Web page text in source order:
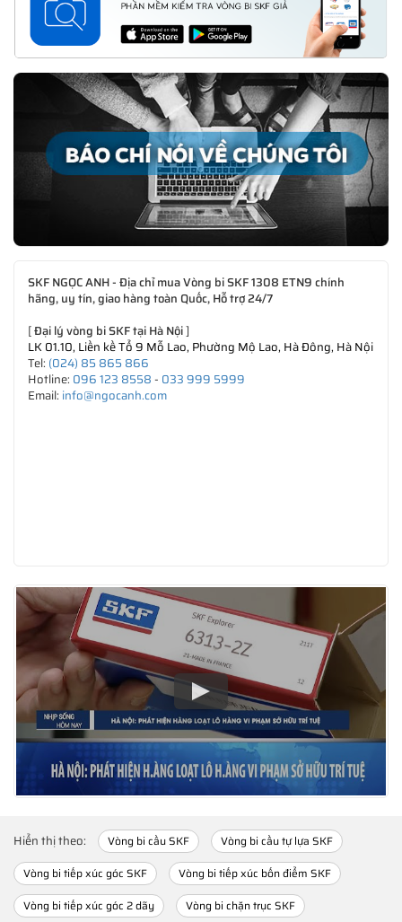
SKF NGỌC ANH - Địa chỉ mua Vòng bi SKF 1308 ETN9 chính
hãng, uy tín, giao hàng toàn Quốc, Hỗ trợ 24/7
[Đại lý vòng bi SKF tại Hà Nội]
LK 01.10, Liền kề Tổ 9 Mỗ Lao, Phường Mộ Lao, Hà Đông, Hà Nội
Tel: (024) 85 865 866
Hotline: 096 123 8558- 033 999 5999
Email: info@ngocanh.com
Hiển thị theo: Vòng bi cầu SKF
Vòng bi cầu tự lựa SKF
Vòng bi tiếp xúc góc SKF
Vòng bi tiếp xúc bốn điểm SKF
Vòng bi tiếp xúc góc 2 dãy
Vòng bi chặn trục SKF